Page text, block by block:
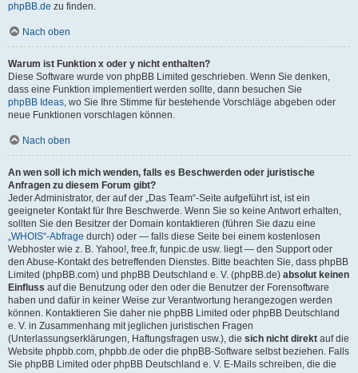
phpBB.de zu finden.
Nach oben
Warum ist Funktion x oder y nicht enthalten?
Diese Software wurde von phpBB Limited geschrieben. Wenn Sie denken,
dass eine Funktion implementiert werden sollte, dann besuchen Sie
phpBB Ideas, wo Sie Ihre Stimme für bestehende Vorschläge abgeben oder
neue Funktionen vorschlagen können.
Nach oben
An wen soll ich mich wenden, falls es Beschwerden oder juristische
Anfragen zu diesem Forum gibt?
Jeder Administrator, der auf der „Das Team“-Seite aufgeführt ist, ist ein
geeigneter Kontakt für Ihre Beschwerde. Wenn Sie so keine Antwort erhalten,
sollten Sie den Besitzer der Domain kontaktieren (führen Sie dazu eine
„WHOIS“-Abfrage durch) oder — falls diese Seite bei einem kostenlosen
Webhoster wie z. B. Yahoo!, free.fr, funpic.de usw. liegt — den Support oder
den Abuse-Kontakt des betreffenden Dienstes. Bitte beachten Sie, dass phpBB
Limited (phpBB.com) und phpBB Deutschland e. V. (phpBB.de) absolut keinen
Einfluss auf die Benutzung oder den oder die Benutzer der Forensoftware
haben und dafür in keiner Weise zur Verantwortung herangezogen werden
können. Kontaktieren Sie daher nie phpBB Limited oder phpBB Deutschland
e. V. in Zusammenhang mit jeglichen juristischen Fragen
(Unterlassungserklärungen, Haftungsfragen usw.), die sich nicht direkt auf die
Website phpbb.com, phpbb.de oder die phpBB-Software selbst beziehen. Falls
Sie phpBB Limited oder phpBB Deutschland e. V. E-Mails schreiben, die die